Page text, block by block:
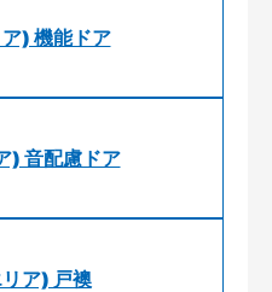
) 機能ドア
) 音配慮ドア
ア) 戸襖